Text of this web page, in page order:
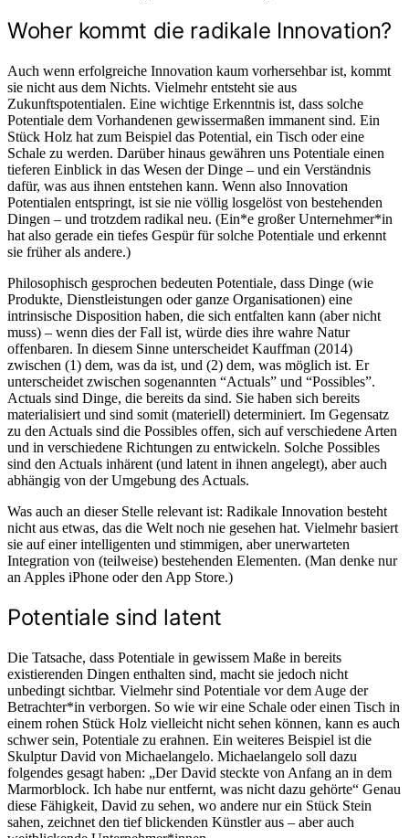
Woher kommt die radikale Innovation?
Auch wenn erfolgreiche Innovation kaum vorhersehbar ist, kommt
sie nicht aus dem Nichts. Vielmehr entsteht sie aus
Zukunftspotentialen. Eine wichtige Erkenntnis ist, dass solche
Potentiale dem Vorhandenen gewissermaßen immanent sind. Ein
Stück Holz hat zum Beispiel das Potential, ein Tisch oder eine
Schale zu werden. Darüber hinaus gewähren uns Potentiale einen
tieferen Einblick in das Wesen der Dinge – und ein Verständnis
dafür, was aus ihnen entstehen kann. Wenn also Innovation
Potentialen entspringt, ist sie nie völlig losgelöst von bestehenden
Dingen – und trotzdem radikal neu. (Ein*e großer Unternehmer*in
hat also gerade ein tiefes Gespür für solche Potentiale und erkennt
sie früher als andere.)
Philosophisch gesprochen bedeuten Potentiale, dass Dinge (wie
Produkte, Dienstleistungen oder ganze Organisationen) eine
intrinsische Disposition haben, die sich entfalten kann (aber nicht
muss) – wenn dies der Fall ist, würde dies ihre wahre Natur
offenbaren. In diesem Sinne unterscheidet Kauffman (2014)
zwischen (1) dem, was da ist, und (2) dem, was möglich ist. Er
unterscheidet zwischen sogenannten “Actuals” und “Possibles”.
Actuals sind Dinge, die bereits da sind. Sie haben sich bereits
materialisiert und sind somit (materiell) determiniert. Im Gegensatz
zu den Actuals sind die Possibles offen, sich auf verschiedene Arten
und in verschiedene Richtungen zu entwickeln. Solche Possibles
sind den Actuals inhärent (und latent in ihnen angelegt), aber auch
abhängig von der Umgebung des Actuals.
Was auch an dieser Stelle relevant ist: Radikale Innovation besteht
nicht aus etwas, das die Welt noch nie gesehen hat. Vielmehr basiert
sie auf einer intelligenten und stimmigen, aber unerwarteten
Integration von (teilweise) bestehenden Elementen. (Man denke nur
an Apples iPhone oder den App Store.)
Potentiale sind latent
Die Tatsache, dass Potentiale in gewissem Maße in bereits
existierenden Dingen enthalten sind, macht sie jedoch nicht
unbedingt sichtbar. Vielmehr sind Potentiale vor dem Auge der
Betrachter*in verborgen. So wie wir eine Schale oder einen Tisch in
einem rohen Stück Holz vielleicht nicht sehen können, kann es auch
schwer sein, Potentiale zu erahnen. Ein weiteres Beispiel ist die
Skulptur David von Michaelangelo. Michaelangelo soll dazu
folgendes gesagt haben: „Der David steckte von Anfang an in dem
Marmorblock. Ich habe nur entfernt, was nicht dazu gehörte“ Genau
diese Fähigkeit, David zu sehen, wo andere nur ein Stück Stein
sahen, zeichnet den tief blickenden Künstler aus – aber auch